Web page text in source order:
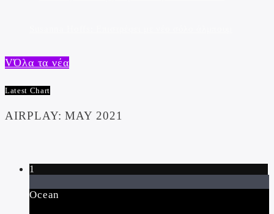
Όλα τα νέα
Latest Chart
AIRPLAY: MAY 2021
1
Ocean